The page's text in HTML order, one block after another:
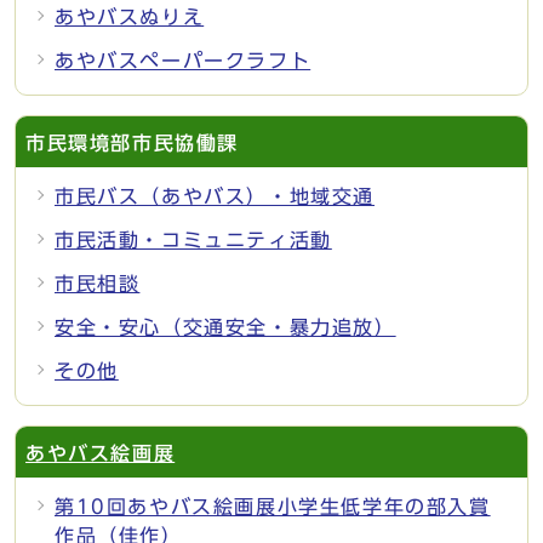
あやバスぬりえ
あやバスペーパークラフト
市民環境部市民協働課
市民バス（あやバス）・地域交通
市民活動・コミュニティ活動
市民相談
安全・安心（交通安全・暴力追放）
その他
あやバス絵画展
第10回あやバス絵画展小学生低学年の部入賞
作品（佳作）